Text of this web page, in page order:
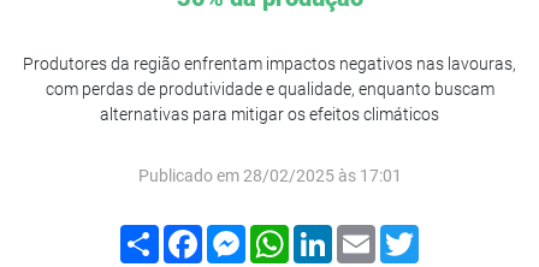
Produtores da região enfrentam impactos negativos nas lavouras,
com perdas de produtividade e qualidade, enquanto buscam
alternativas para mitigar os efeitos climáticos
Publicado em 28/02/2025 às 17:01
Compartilhar
FacebookMessenger
WhatsApp
LinkedIn
Email